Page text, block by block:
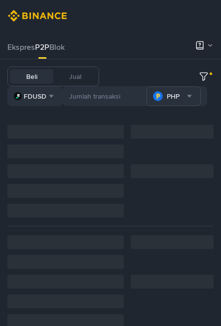
EkspresP2PBlok
Beli Jual
FDUSD PHP